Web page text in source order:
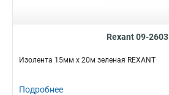
Rexant 09-2603
Изолента 15мм х 20м зеленая REXANT
Подробнее